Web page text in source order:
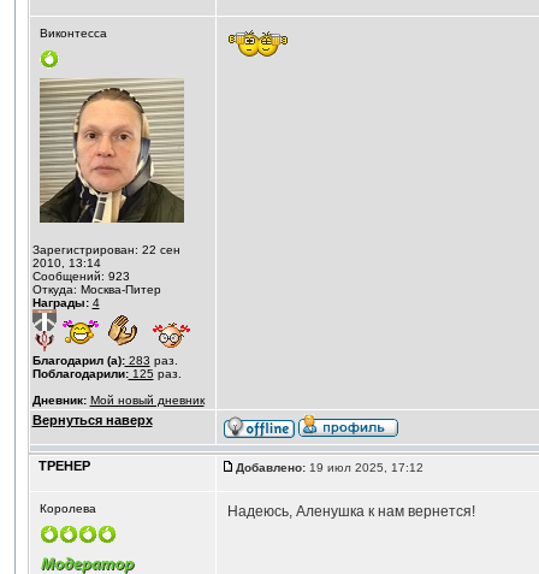
Виконтесса
Зарегистрирован: 22 сен
2010, 13:14
Сообщений: 923
Откуда: Москва-Питер
Награды: 4
Благодарил (а):283 раз.
Поблагодарили:125 раз.
Дневник: Мой новый дневник
Вернуться наверх
ТРЕНЕР Добавлено:19 июл 2025, 17:12
Королева Надеюсь, Аленушка к нам вернется!